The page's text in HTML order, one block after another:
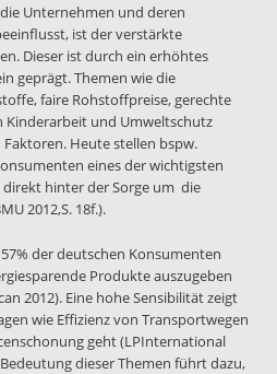
Unternehmen und deren
ist der verstärkte
Dieser ist durch ein erhöhtes
geprägt. Themen wie die
faire Rohstoffpreise, gerechte
Kinderarbeit und Umweltschutz
Heute stellen bspw.
eines der wichtigsten
hinter der Sorge um die
2012,S. 18f.).
der deutschen Konsumenten
Produkte auszugeben
2012). Eine hohe Sensibilität zeigt
wie Effizienz von Transportwegen
geht (LPInternational
dieser Themen führt dazu,